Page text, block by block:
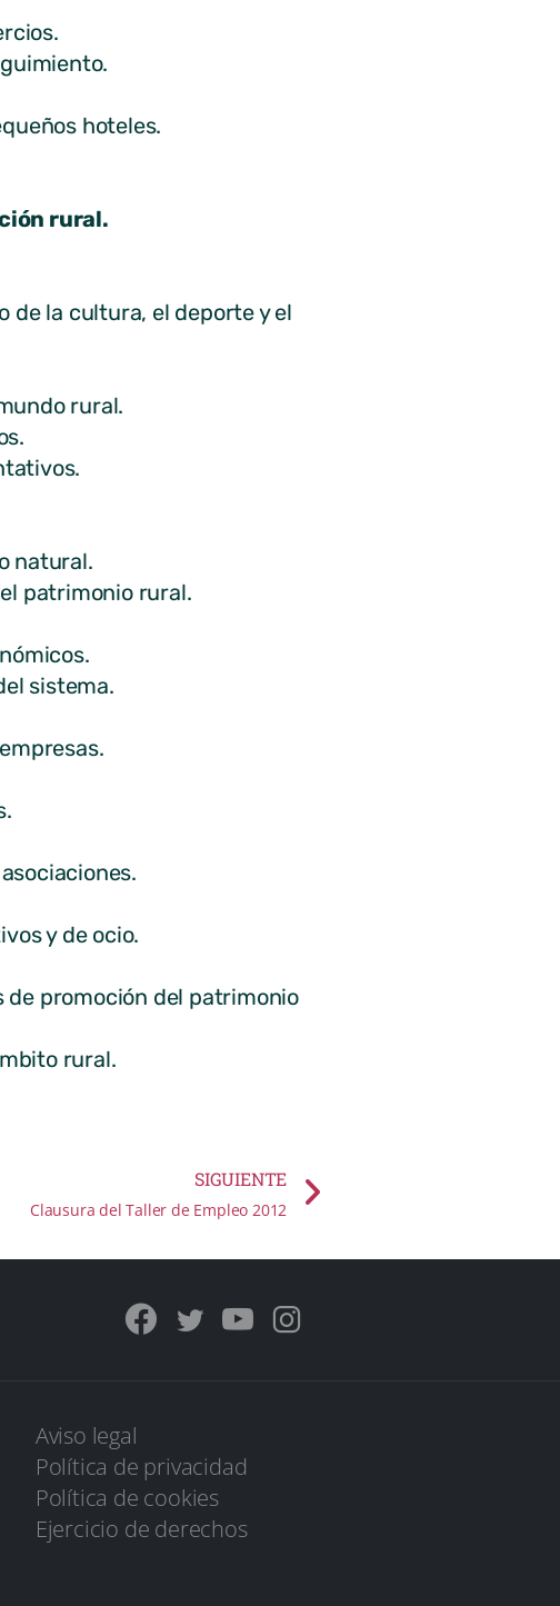
hoteles.
rural.
la cultura, el deporte y el
rural.
natural.
patrimonio rural.
sistema.
y de ocio.
promoción del patrimonio
rural.
SIGUIENTE
Clausura del Taller de Empleo 2012
Aviso legal
Política de privacidad
Política de cookies
Ejercicio de derechos